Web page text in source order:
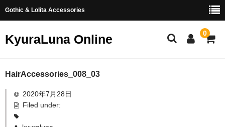
Gothic & Lolita Accessories
KyuraLuna Online 0
ホーム
新商品
ヘアアクセサリー
HairAccessories_008_03
2020年7月28日
Filed under: